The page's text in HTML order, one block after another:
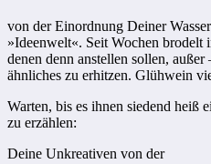
von der Einordnung Deiner
»Ideenwelt«. Seit Wochen brodelt
denen denn anstellen sollen,
ähnliches zu erhitzen. Glühwein
Warten, bis es ihnen siedend heiß
zu erzählen:
Deine Unkreativen von der